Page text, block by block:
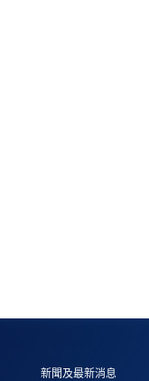
新聞及最新消息